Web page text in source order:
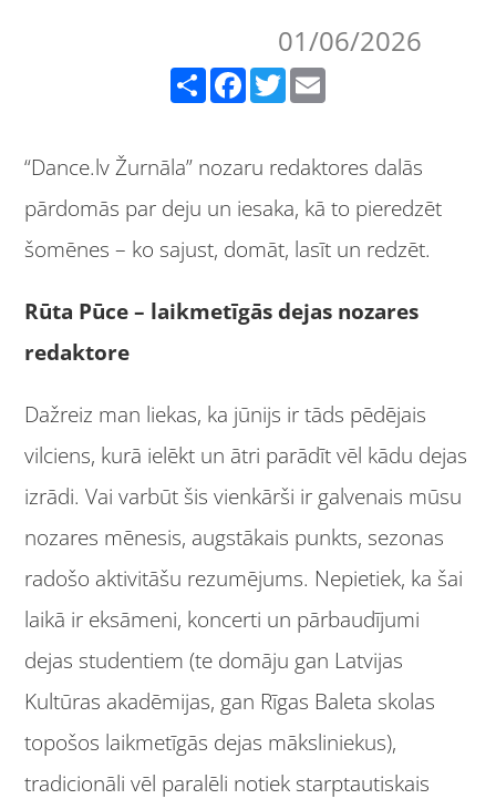
01/06/2026
Facebook Twitter
“Dance.lv Žurnāla” nozaru redaktores dalās
pārdomās par deju un iesaka, kā to pieredzēt
šomēnes – ko sajust, domāt, lasīt un redzēt.
Rūta Pūce – laikmetīgās dejas nozares
redaktore
Dažreiz man liekas, ka jūnijs ir tāds pēdējais
vilciens, kurā ielēkt un ātri parādīt vēl kādu dejas
izrādi. Vai varbūt šis vienkārši ir galvenais mūsu
nozares mēnesis, augstākais punkts, sezonas
radošo aktivitāšu rezumējums. Nepietiek, ka šai
laikā ir eksāmeni, koncerti un pārbaudījumi
dejas studentiem (te domāju gan Latvijas
Kultūras akadēmijas, gan Rīgas Baleta skolas
topošos laikmetīgās dejas māksliniekus),
tradicionāli vēl paralēli notiek starptautiskais